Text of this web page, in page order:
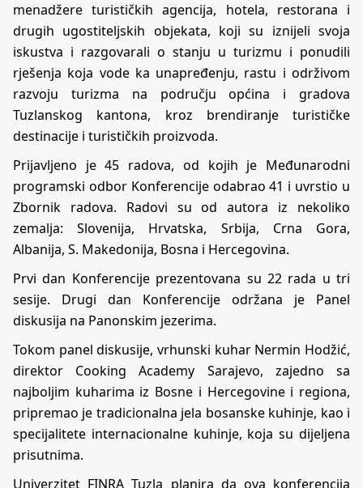
menadžere turističkih agencija, hotela, restorana i
drugih ugostiteljskih objekata, koji su iznijeli svoja
iskustva i razgovarali o stanju u turizmu i ponudili
rješenja koja vode ka unapređenju, rastu i održivom
razvoju turizma na području općina i gradova
Tuzlanskog kantona, kroz brendiranje turističke
destinacije i turističkih proizvoda.
Prijavljeno je 45 radova, od kojih je Međunarodni
programski odbor Konferencije odabrao 41 i uvrstio u
Zbornik radova. Radovi su od autora iz nekoliko
zemalja: Slovenija, Hrvatska, Srbija, Crna Gora,
Albanija, S. Makedonija, Bosna i Hercegovina.
Prvi dan Konferencije prezentovana su 22 rada u tri
sesije. Drugi dan Konferencije održana je Panel
diskusija na Panonskim jezerima.
Tokom panel diskusije, vrhunski kuhar Nermin Hodžić,
direktor Cooking Academy Sarajevo, zajedno sa
najboljim kuharima iz Bosne i Hercegovine i regiona,
pripremao je tradicionalna jela bosanske kuhinje, kao i
specijalitete internacionalne kuhinje, koja su dijeljena
prisutnima.
Univerzitet FINRA Tuzla planira da ova konferencija